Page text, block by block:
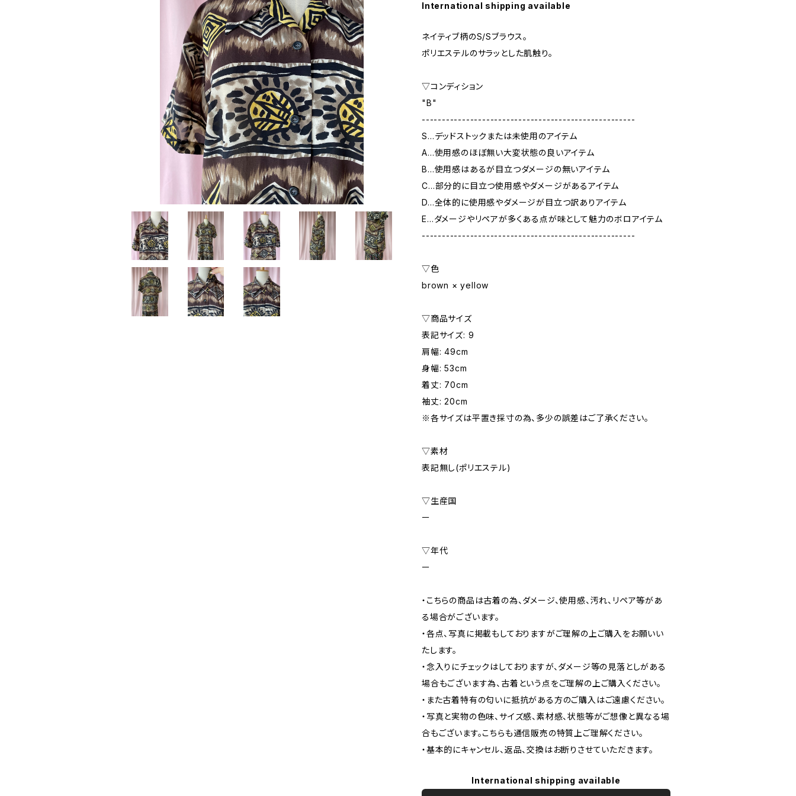
International shipping available
ネイティブ柄のS/Sブラウス。
ポリエステルのサラッとした肌触り。
▽コンディション
"B"
-----------------------------------------------------
S…デッドストックまたは未使用のアイテム
A…使用感のほぼ無い大変状態の良いアイテム
B…使用感はあるが目立つダメージの無いアイテム
C…部分的に目立つ使用感やダメージがあるアイテム
D…全体的に使用感やダメージが目立つ訳ありアイテム
E…ダメージやリペアが多くある点が味として魅力のボロアイテム
-----------------------------------------------------
▽色
brown × yellow
▽商品サイズ
表記サイズ: 9
肩幅: 49cm
身幅: 53cm
着丈: 70cm
袖丈: 20cm
※各サイズは平置き採寸の為、多少の誤差はご了承ください。
▽素材
表記無し(ポリエステル)
▽生産国
ー
▽年代
ー
・こちらの商品は古着の為、ダメージ、使用感、汚れ、リペア等があ
る場合がございます。
・各点、写真に掲載もしておりますがご理解の上ご購入をお願いい
たします。
・念入りにチェックはしておりますが、ダメージ等の見落としがある
場合もございます為、古着という点をご理解の上ご購入ください。
・また古着特有の匂いに抵抗がある方のご購入はご遠慮ください。
・写真と実物の色味、サイズ感、素材感、状態等がご想像と異なる場
合もございます。こちらも通信販売の特質上ご理解ください。
・基本的にキャンセル、返品、交換はお断りさせていただきます。
International shipping available